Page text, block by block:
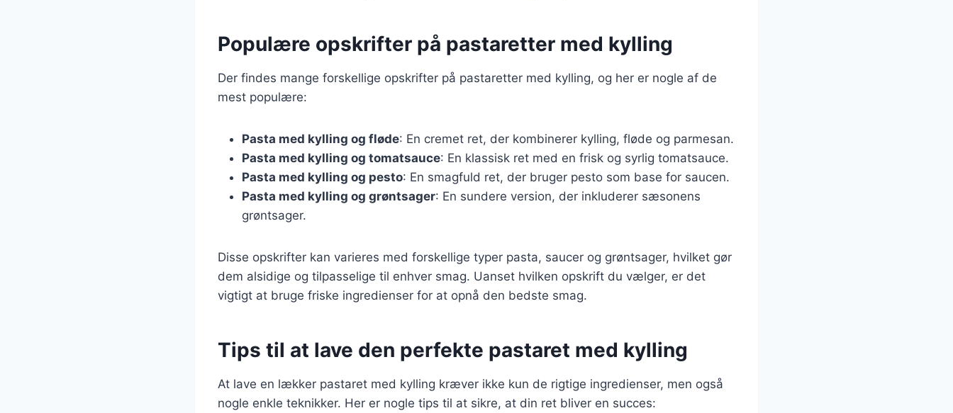
Populære opskrifter på pastaretter med kylling
Der findes mange forskellige opskrifter på pastaretter med kylling, og her er nogle af de
mest populære:
Pasta med kylling og fløde: En cremet ret, der kombinerer kylling, fløde og parmesan.
Pasta med kylling og tomatsauce: En klassisk ret med en frisk og syrlig tomatsauce.
Pasta med kylling og pesto: En smagfuld ret, der bruger pesto som base for saucen.
Pasta med kylling og grøntsager: En sundere version, der inkluderer sæsonens
grøntsager.
Disse opskrifter kan varieres med forskellige typer pasta, saucer og grøntsager, hvilket gør
dem alsidige og tilpasselige til enhver smag. Uanset hvilken opskrift du vælger, er det
vigtigt at bruge friske ingredienser for at opnå den bedste smag.
Tips til at lave den perfekte pastaret med kylling
At lave en lækker pastaret med kylling kræver ikke kun de rigtige ingredienser, men også
nogle enkle teknikker. Her er nogle tips til at sikre, at din ret bliver en succes: